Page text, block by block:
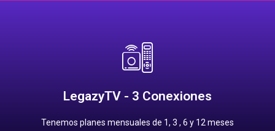
LegazyTV - 3 Conexiones
Tenemos planes mensuales de 1, 3 , 6 y 12 meses
3 meses: $400.00 pesos
12 meses: $1,450.00 pesos